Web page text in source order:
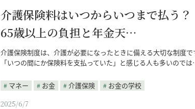
介護保険料はいつからいつまで払う？
65歳以上の負担と年金天…
介護保険制度は、介護が必要になったときに備える大切な制度で
「いつの間にか保険料を支払っていた」と感じる人も多いので
マネー お金 介護保険
お金の学校
2025/6/7